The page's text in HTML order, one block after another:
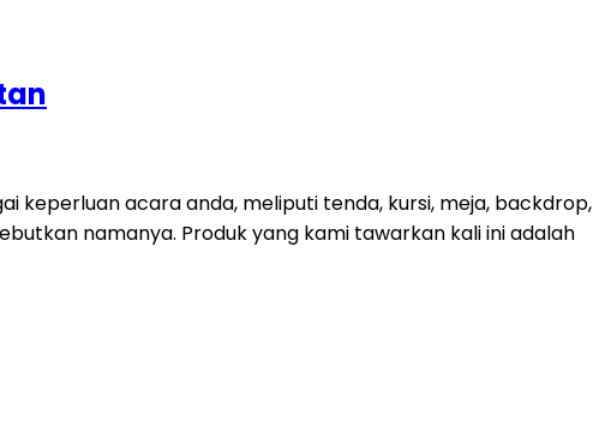
keperluan acara anda, meliputi tenda, kursi, meja, backdrop,
namanya. Produk yang kami tawarkan kali ini adalah